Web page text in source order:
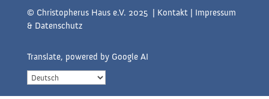
© Christopherus Haus e.V. 2025 | Kontakt| Impressum
& Datenschutz
Translate, powered by Google AI